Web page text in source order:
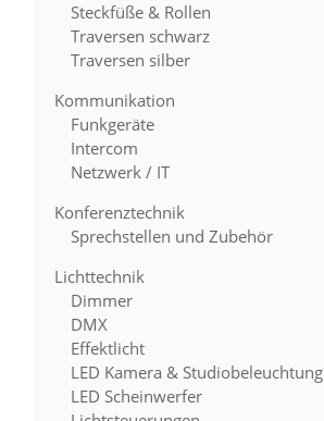
Steckfüße & Rollen
Traversen schwarz
Traversen silber
Kommunikation
Funkgeräte
Intercom
Netzwerk / IT
Konferenztechnik
Sprechstellen und Zubehör
Lichttechnik
Dimmer
DMX
Effektlicht
LED Kamera & Studiobeleuchtung
LED Scheinwerfer